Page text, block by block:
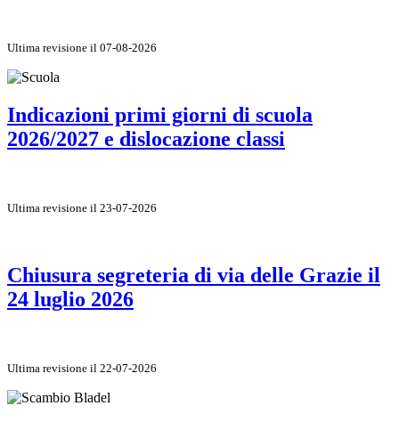
Ultima revisione il 07-08-2026
Indicazioni primi giorni di scuola
2026/2027 e dislocazione classi
Ultima revisione il 23-07-2026
Chiusura segreteria di via delle Grazie il
24 luglio 2026
Ultima revisione il 22-07-2026